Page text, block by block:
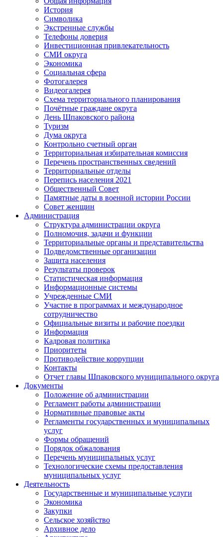
История
Символика
Экстренные службы
Телефоны доверия
Инвестиционная привлекательность
СМИ округа
Экономика
Социальная сфера
Фотогалерея
Видеогалерея
Схема территориального планирования
Почётные граждане округа
День Шпаковского района
Туризм
Дума округа
Контрольно счетный орган
Территориальная избирательная комиссия
Перечень пространственных сведений
Территориальные отделы
Перепись населения 2021
Общественный Совет
Памятные даты в военной истории России
Совет женщин
Администрация
Структура администрации округа
Полномочия, задачи и функции
Территориальные органы и представительства
Подведомственные организации
Защита населения
Результаты проверок
Статистическая информация
Информационные системы
Учрежденные СМИ
Участие в программах и международное
сотрудничество
Официальные визиты и рабочие поездки
Информация
Кадровая политика
Приоритеты
Противодействие коррупции
Контакты
Отчет главы Шпаковского муниципального округа
Документы
Положение об администрации
Регламент работы администрации
Нормативные правовые акты
Регламенты государственных и муниципальных
услуг
Формы обращений
Порядок обжалования
Перечень муниципальных услуг
Технологические схемы предоставления
муниципальных услуг
Деятельность
Государственные и муниципальные услуги
Экономика
Закупки
Сельское хозяйство
Архивное дело